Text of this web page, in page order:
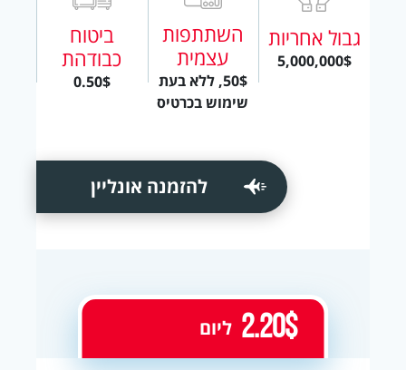
גבול אחריות
5,000,000$
השתתפות
עצמית
50$, ללא בעת
שימוש בכרטיס
ביטוח
כבודהת
0.50$
להזמנה אונליין
2.20$ ליום